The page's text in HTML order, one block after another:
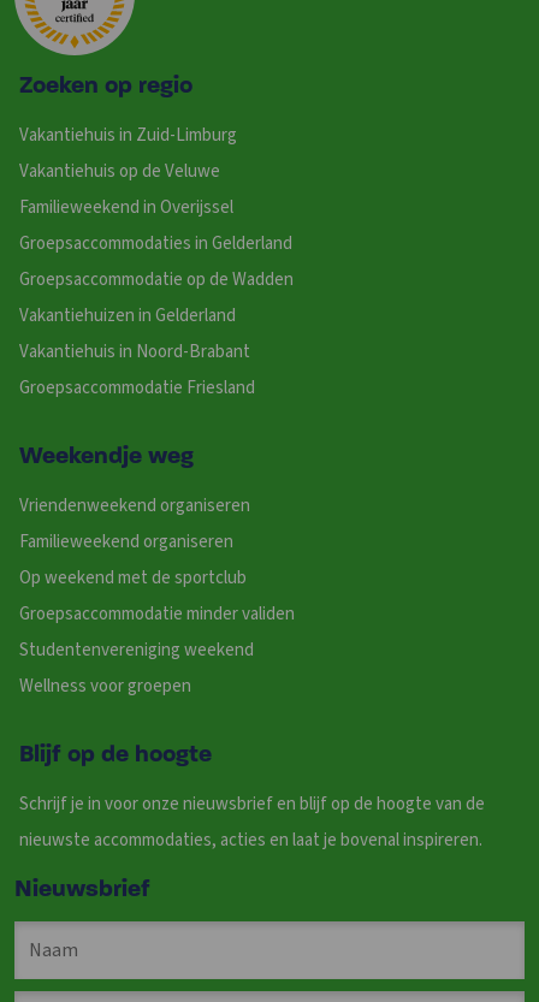
Zoeken op regio
Vakantiehuis in Zuid-Limburg
Vakantiehuis op de Veluwe
Familieweekend in Overijssel
Groepsaccommodaties in Gelderland
Groepsaccommodatie op de Wadden
Vakantiehuizen in Gelderland
Vakantiehuis in Noord-Brabant
Groepsaccommodatie Friesland
Weekendje weg
Vriendenweekend organiseren
Familieweekend organiseren
Op weekend met de sportclub
Groepsaccommodatie minder validen
Studentenvereniging weekend
Wellness voor groepen
Blijf op de hoogte
Schrijf je in voor onze nieuwsbrief en blijf op de hoogte van de
nieuwste accommodaties, acties en laat je bovenal inspireren.
Nieuwsbrief